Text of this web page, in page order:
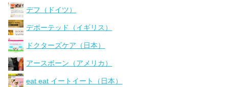
デフ（ドイツ）
デボーテッド（イギリス）
ドクターズケア（日本）
アースボーン（アメリカ）
eat eat イートイート（日本）